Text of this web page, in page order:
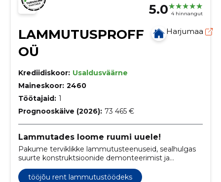
5.0 4 hinnangut
LAMMUTUSPROFF
OÜ
Harjumaa
Krediidiskoor: Usaldusväärne
Maineskoor: 2460
Töötajaid: 1
Prognooskäive (2026): 73 465 €
Lammutades loome ruumi uuele!
Pakume terviklikke lammutusteenuseid, sealhulgas
suurte konstruktsioonide demonteerimist ja
ehitusjäätmete vastutustundlikku kõrvaldamist.
tööjõu rent lammutustöödeks